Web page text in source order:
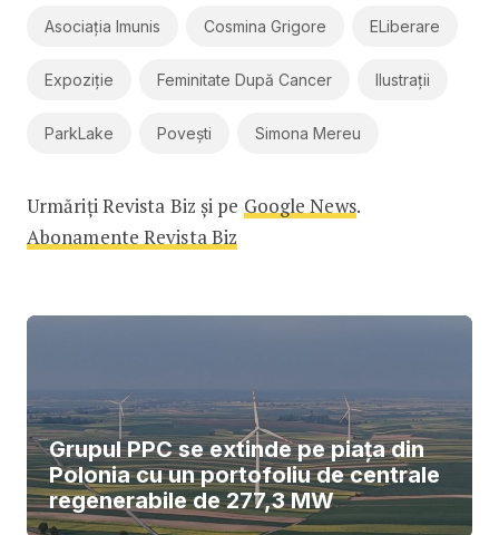
Asociația Imunis Cosmina Grigore ELiberare
Expoziție Feminitate După Cancer Ilustrații
ParkLake Povești Simona Mereu
Urmăriți Revista Biz și pe Google News.
Abonamente Revista Biz
Grupul PPC se extinde pe piața din
Polonia cu un portofoliu de centrale
regenerabile de 277,3 MW